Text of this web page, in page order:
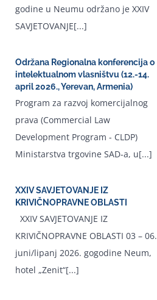
godine u Neumu održano je XXIV
SAVJETOVANJE[...]
Održana Regionalna konferencija o
intelektualnom vlasništvu (12.-14.
april 2026., Yerevan, Armenia)
Program za razvoj komercijalnog
prava (Commercial Law
Development Program - CLDP)
Ministarstva trgovine SAD-a, u[...]
XXIV SAVJETOVANJE IZ
KRIVIČNOPRAVNE OBLASTI
XXIV SAVJETOVANJE IZ
KRIVIČNOPRAVNE OBLASTI 03 – 06.
juni/lipanj 2026. gogodine Neum,
hotel „Zenit“[...]